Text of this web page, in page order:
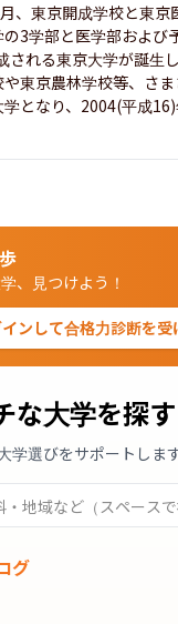
、東京開成学校と東京
3学部と医学部および
れる東京大学が誕生し
東京農林学校等、さ
となり、2004(平成
、見つけよう！
ンして合格力診断を受
な大学を探す
学選びをサポートしま
グ